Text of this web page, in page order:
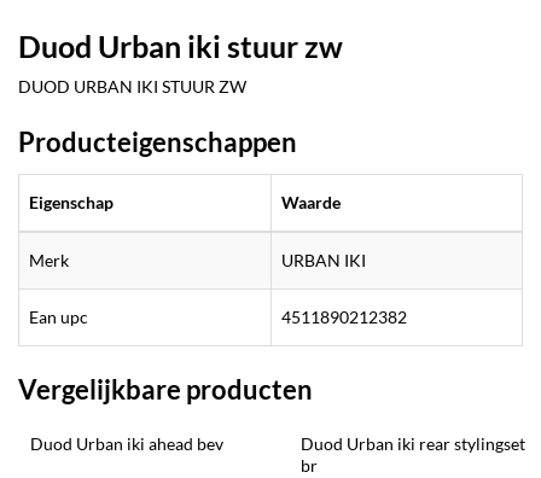
Duod Urban iki stuur zw
DUOD URBAN IKI STUUR ZW
Producteigenschappen
Eigenschap Waarde
Merk URBAN IKI
Ean upc 4511890212382
Vergelijkbare producten
Duod Urban iki ahead bev
Duod Urban iki rear stylingset
br